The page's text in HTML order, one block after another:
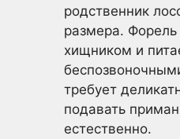
родственник
размера.
хищником и
требует
подавать
естественно.